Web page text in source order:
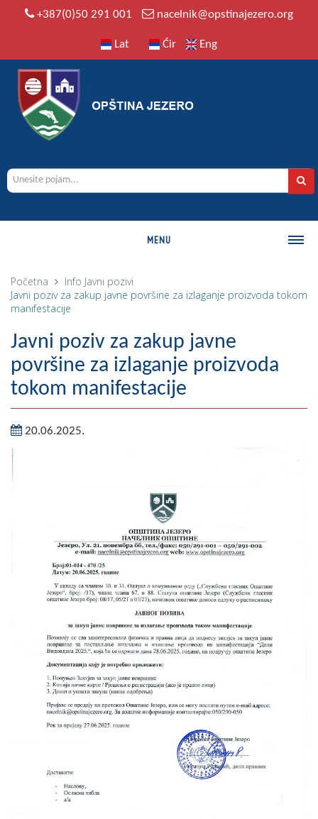
+387(0)50 291 001 nacelnik@opstinajezero.org
Lat Ćir Eng
MENU
O OPŠTINI
Istorija
Geografija
Naseljena mjesta
Fotogalerija
Zamjenik načelnika
Izvještaj o radu načelnika
SKUPŠTINA
Statut Opštine
Skupštinsko vijeće opštine jezero
Sastav Skupštine
Službeni Glasnici
OPŠTINSKA UPRAVA
Vijesti
Početna Info Javni pozivi
Javni poziv za zakup javne površine za izlaganje proizvoda tokom
manifestacije
Javni poziv za zakup javne
površine za izlaganje proizvoda
tokom manifestacije
20.06.2025.